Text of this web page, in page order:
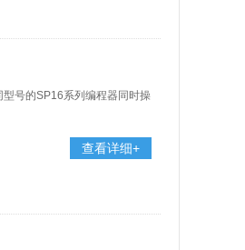
号的SP16系列编程器同时操
查看详细+